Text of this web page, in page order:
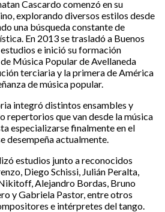
Cascardo comenzó en su
explorando diversos estilos desde
una búsqueda constante de
En 2013 se trasladó a Buenos
e inició su formación
Música Popular de Avellaneda
terciaria y la primera de América
de música popular.
integró distintos ensambles y
repertorios que van desde la música
especializarse finalmente en el
desempeña actualmente.
estudios junto a reconocidos
Diego Schissi, Julián Peralta,
Alejandro Bordas, Bruno
y Gabriela Pastor, entre otros
e intérpretes del tango.